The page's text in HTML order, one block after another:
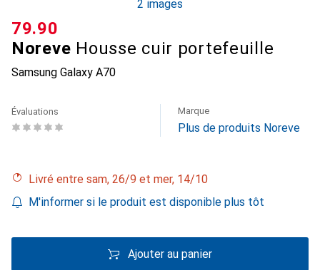
2 images
Noreve Housse cuir portefeuille
Samsung Galaxy A70
CHF
79.90
Évaluations Marque
Plus de produits Noreve
Livré entre sam, 26/9 et mer, 14/10
M'informer si le produit est disponible plus tôt
Ajouter au panier